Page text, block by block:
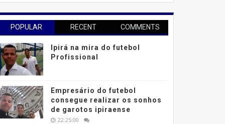
POPULAR RECENT COMMENTS
Ipirá na mira do futebol
Profissional
Empresário do futebol
consegue realizar os sonhos
de garotos ipiraense
22:25:00